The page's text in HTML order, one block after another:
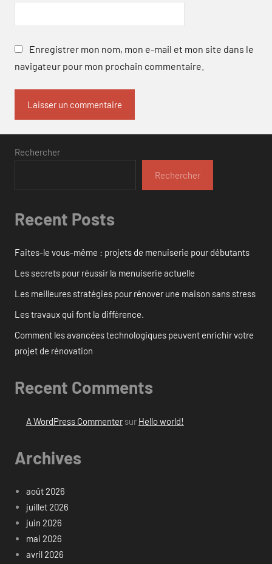
Enregistrer mon nom, mon e-mail et mon site dans le
navigateur pour mon prochain commentaire.
Rechercher
Rechercher
Recent Posts
Faites-le vous-même : projets de menuiserie pour débutants
Les secrets pour réussir la menuiserie actuelle
Les meilleures stratégies pour rénover une maison sans stress
Les travaux qui font la différence.
Comment les avancées technologiques peuvent enrichir votre
projet de rénovation
Recent Comments
A WordPress Commentersur Hello world!
Archives
août 2026
juillet 2026
juin 2026
mai 2026
avril 2026